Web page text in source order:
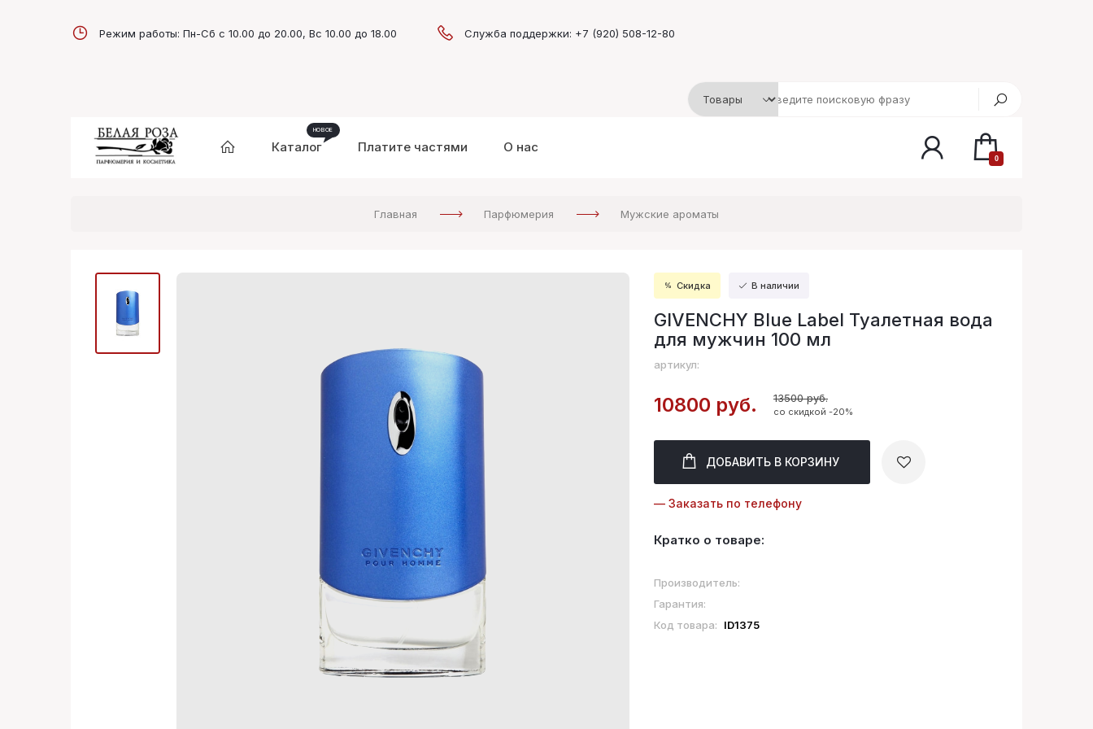
Режим работы: Пн-Сб с 10.00 до 20.00, Вс 10.00 до 18.00 Служба поддержки: +7 (920) 508-12-80
Каталог Платите частями О нас
0
Главная Парфюмерия Мужские ароматы
Скидка В наличии
GIVENCHY Blue Label Туалетная вода
для мужчин 100 мл
артикул:
10800 руб. 13500 руб.
со скидкой -20%
ДОБАВИТЬ В КОРЗИНУ
— Заказать по телефону
Кратко о товаре:
Производитель:
Гарантия:
Код товара:
ID1375